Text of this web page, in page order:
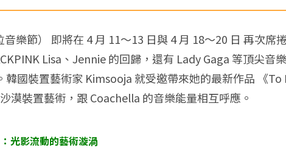
樂節） 即將在 4 月 11～13 日與 4 月 18～20 日 再次
Lisa、Jennie 的回歸，還有 Lady Gaga 等頂尖音
韓國裝置藝術家 Kimsooja 就受邀帶來她的最新作品 《
漠裝置藝術，跟 Coachella 的音樂能量相互呼應。
光影流動的藝術漩渦